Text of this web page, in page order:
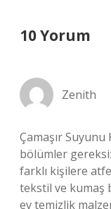
10 Yorum
Zenith
Çamaşır
bölümler
farklı kişilere
tekstil ve kumaş
ev temizlik